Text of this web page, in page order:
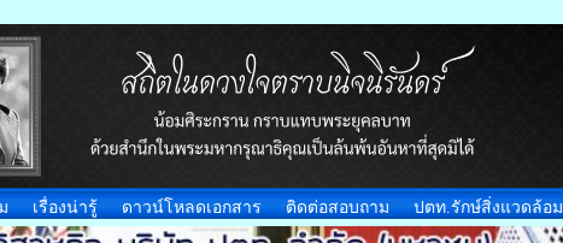
เรื่องน่ารู้ ดาวน์โหลดเอกสาร ติดต่อสอบถาม ปตท.รักษ์สิ่งแวดล้อม